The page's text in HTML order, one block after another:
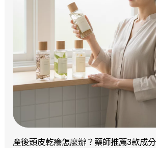
產後頭皮乾癢怎麼辦？藥師推薦3款成